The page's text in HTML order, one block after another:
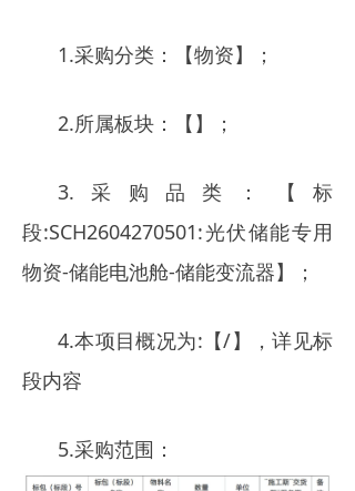
1.采购分类：【物资】；
2.所属板块：【】；
3.采购品类：【标
段:SCH2604270501:光伏储能专用
物资-储能电池舱-储能变流器】；
4.本项目概况为:【/】，详见标
段内容
5.采购范围：